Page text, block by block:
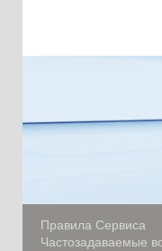
Правила Сервиса
Частозадаваемые